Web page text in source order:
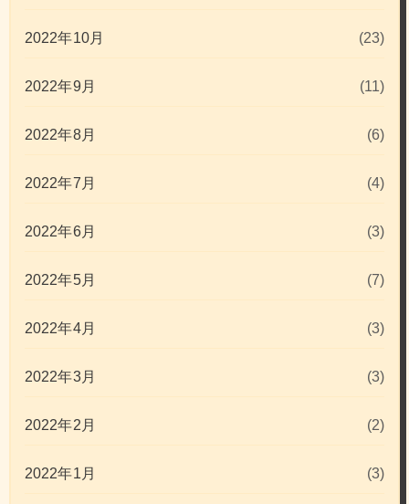
2022年10月 (23)
2022年9月 (11)
2022年8月 (6)
2022年7月 (4)
2022年6月 (3)
2022年5月 (7)
2022年4月 (3)
2022年3月 (3)
2022年2月 (2)
2022年1月 (3)